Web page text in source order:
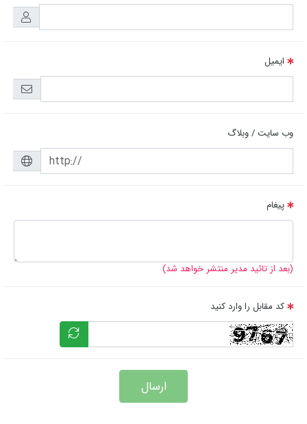
ایمیل
وب سایت / وبلاگ
پیغام
(بعد از تائید مدیر منتشر خواهد شد)
کد مقابل را وارد کنید
ارسال